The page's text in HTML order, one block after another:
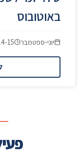
באוטובוס
יוני-ספטמבר 14-15